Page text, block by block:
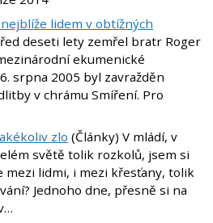
lidem v obtížných
deseti lety zemřel bratr Roger
ekumenické
srpna 2005 byl zavražděn
v chrámu Smíření. Pro
zlo (Články) V mládí, v
světě tolik rozkolů, jsem si
mezi lidmi, i mezi křesťany, tolik
Jednoho dne, přesně si na